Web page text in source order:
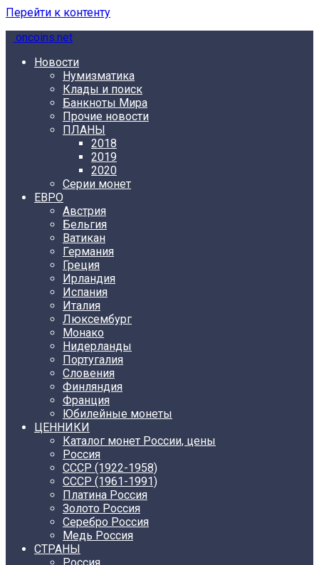
Перейти к контенту
oncoins.net
Новости
Нумизматика
Клады и поиск
Банкноты Мира
Прочие новости
ПЛАНЫ
2018
2019
2020
Серии монет
ЕВРО
Австрия
Бельгия
Ватикан
Германия
Греция
Ирландия
Испания
Италия
Люксембург
Монако
Нидерланды
Португалия
Словения
Финляндия
Франция
Юбилейные монеты
ЦЕННИКИ
Каталог монет России, цены
Россия
СССР (1922-1958)
CCCР (1961-1991)
Платина Россия
Золото Россия
Серебро Россия
Медь Россия
СТРАНЫ